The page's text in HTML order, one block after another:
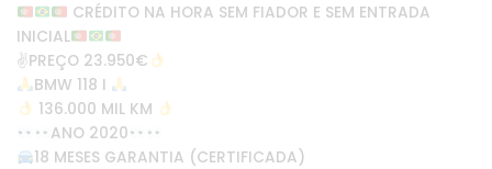
CRÉDITO NA HORA SEM FIADOR E SEM ENTRADA
INICIAL
✌PREÇO 23.950€
BMW 118 I
136.000 MIL KM
ANO 2020
18 MESES GARANTIA (CERTIFICADA)